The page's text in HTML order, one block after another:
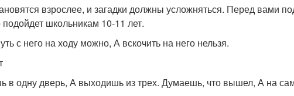
взрослее, и загадки должны усложняться. Перед вами
школьникам 10-11 лет.
с него на ходу можно, А вскочить на него нельзя.
в одну дверь, А выходишь из трех. Думаешь, что вышел, А на